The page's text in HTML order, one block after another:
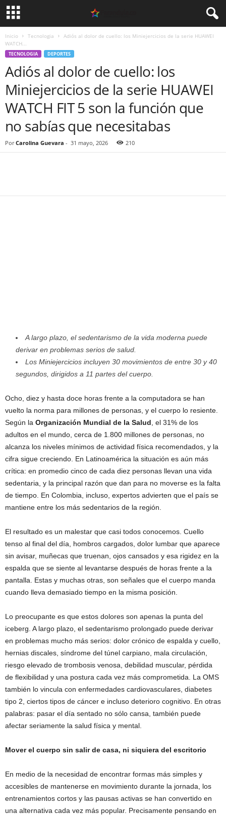
Inicio Tecnologia
Adiós al dolor de cuello: los Miniejercicios de la serie HUAWEI
WATCH...
TECNOLOGIA DEPORTES
Adiós al dolor de cuello: los
Miniejercicios de la serie HUAWEI
WATCH FIT 5 son la función que
no sabías que necesitabas
Por Carolina Guevara - 31 mayo, 2026 210
A largo plazo, el sedentarismo de la vida moderna puede
derivar en problemas serios de salud.
Los Miniejercicios incluyen 30 movimientos de entre 30 y 40
segundos, dirigidos a 11 partes del cuerpo.
Ocho, diez y hasta doce horas frente a la computadora se han
vuelto la norma para millones de personas, y el cuerpo lo resiente.
Según la Organización Mundial de la Salud , el 31% de los
adultos en el mundo, cerca de 1.800 millones de personas, no
alcanza los niveles mínimos de actividad física recomendados, y la
cifra sigue creciendo. En Latinoamérica la situación es aún más
crítica: en promedio cinco de cada diez personas llevan una vida
sedentaria, y la principal razón que dan para no moverse es la falta
de tiempo. En Colombia, incluso, expertos advierten que el país se
mantiene entre los más sedentarios de la región.
El resultado es un malestar que casi todos conocemos. Cuello
tenso al final del día, hombros cargados, dolor lumbar que aparece
sin avisar, muñecas que truenan, ojos cansados y esa rigidez en la
espalda que se siente al levantarse después de horas frente a la
pantalla. Estas y muchas otras, son señales que el cuerpo manda
cuando lleva demasiado tiempo en la misma posición.
Lo preocupante es que estos dolores son apenas la punta del
iceberg. A largo plazo, el sedentarismo prolongado puede derivar
en problemas mucho más serios: dolor crónico de espalda y cuello,
hernias discales, síndrome del túnel carpiano, mala circulación,
riesgo elevado de trombosis venosa, debilidad muscular, pérdida
de flexibilidad y una postura cada vez más comprometida. La OMS
también lo vincula con enfermedades cardiovasculares, diabetes
tipo 2, ciertos tipos de cáncer e incluso deterioro cognitivo. En otras
palabras: pasar el día sentado no sólo cansa, también puede
afectar seriamente la salud física y mental.
Mover el cuerpo sin salir de casa, ni siquiera del escritorio
En medio de la necesidad de encontrar formas más simples y
accesibles de mantenerse en movimiento durante la jornada, los
entrenamientos cortos y las pausas activas se han convertido en
una alternativa cada vez más popular. Precisamente pensando en